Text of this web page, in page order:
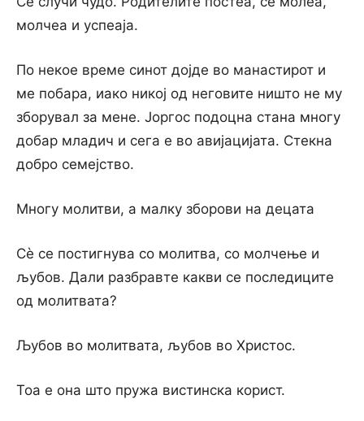
молчеа и успеаја.
По некое време синот дојде во манастирот и
ме побара, иако никој од неговите ништо не му
зборувал за мене. Јоргос подоцна стана многу
добар младич и сега е во авијацијата. Стекна
добро семејство.
Многу молитви, а малку зборови на децата
Сѐ се постигнува со молитва, со молчење и
љубов. Дали разбравте какви се последиците
од молитвата?
Љубов во молитвата, љубов во Христос.
Тоа е она што пружа вистинска корист.